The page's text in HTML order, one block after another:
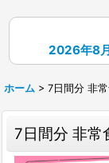
2026年8
ホーム > 7日間分 非
7日間分 非常